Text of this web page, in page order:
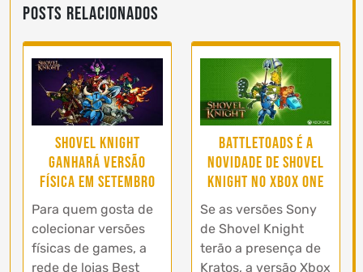
Posts Relacionados
Shovel Knight
ganhará versão
física em Setembro
Para quem gosta de
colecionar versões
físicas de games, a
rede de lojas Best
Battletoads é a
novidade de Shovel
Knight no Xbox One
Se as versões Sony
de Shovel Knight
terão a presença de
Kratos, a versão Xbox